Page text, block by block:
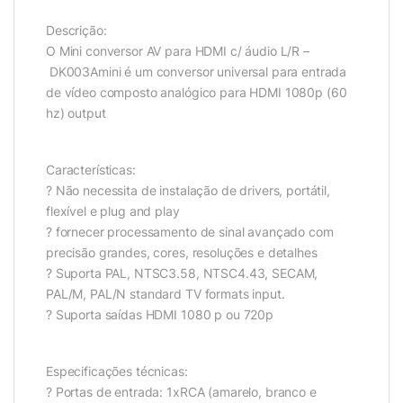
Descrição:
O Mini conversor AV para HDMI c/ áudio L/R –
DK003Amini é um conversor universal para entrada
de vídeo composto analógico para HDMI 1080p (60
hz) output
Características:
? Não necessita de instalação de drivers, portátil,
flexível e plug and play
? fornecer processamento de sinal avançado com
precisão grandes, cores, resoluções e detalhes
? Suporta PAL, NTSC3.58, NTSC4.43, SECAM,
PAL/M, PAL/N standard TV formats input.
? Suporta saídas HDMI 1080 p ou 720p
Especificações técnicas:
? Portas de entrada: 1xRCA (amarelo, branco e